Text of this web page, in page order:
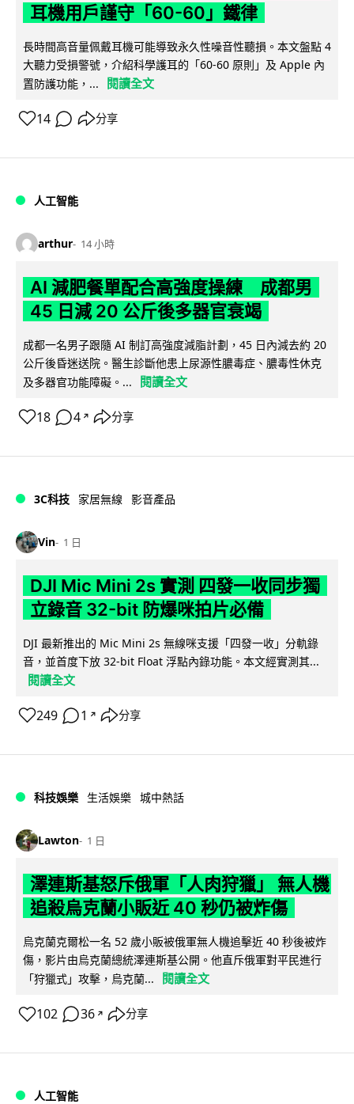
耳機用戶謹守「60-60」鐵律
長時間高音量佩戴耳機可能導致永久性噪音性聽損。本文盤點 4
大聽力受損警號，介紹科學護耳的「60-60 原則」及 Apple 內
置防護功能，...
閱讀全文
14 分享
人工智能
arthur 14 小時
AI 減肥餐單配合高強度操練 成都男
45 日減 20 公斤後多器官衰竭
成都一名男子跟隨 AI 制訂高強度減脂計劃，45 日內減去約 20
公斤後昏迷送院。醫生診斷他患上尿源性膿毒症、膿毒性休克
及多器官功能障礙。...
閱讀全文
18 4 ↗ 分享
3C科技 家居無線 影音產品
Vin 1 日
DJI Mic Mini 2s 實測 四發一收同步獨
立錄音 32-bit 防爆咪拍片必備
DJI 最新推出的 Mic Mini 2s 無線咪支援「四發一收」分軌錄
音，並首度下放 32-bit Float 浮點內錄功能。本文經實測其...
閱讀全文
249 1 ↗ 分享
科技娛樂 生活娛樂 城中熱話
Lawton 1 日
澤連斯基怒斥俄軍「人肉狩獵」 無人機
追殺烏克蘭小販近 40 秒仍被炸傷
烏克蘭克爾松一名 52 歲小販被俄軍無人機追擊近 40 秒後被炸
傷，影片由烏克蘭總統澤連斯基公開。他直斥俄軍對平民進行
「狩獵式」攻擊，烏克蘭...
閱讀全文
102 36 ↗ 分享
人工智能